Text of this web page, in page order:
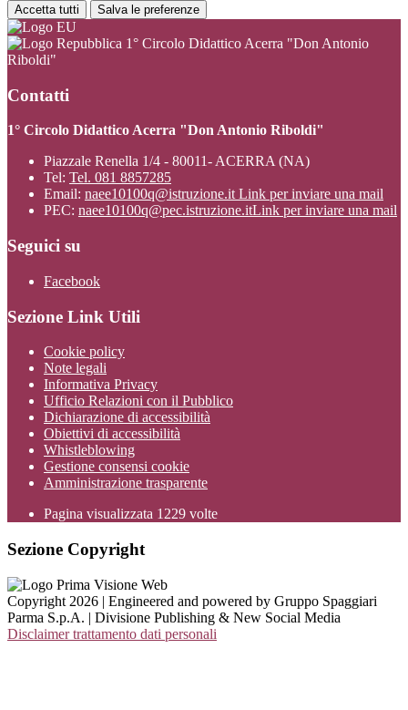
Accetta tutti Salva le preferenze
1° Circolo Didattico Acerra "Don Antonio
Riboldi"
Contatti
1° Circolo Didattico Acerra "Don Antonio Riboldi"
Piazzale Renella 1/4 - 80011- ACERRA (NA)
Tel: Tel. 081 8857285
Email: naee10100q@istruzione.itLink per inviare una mail
PEC: naee10100q@pec.istruzione.itLink per inviare una mail
Seguici su
Facebook
Sezione Link Utili
Cookie policy
Note legali
Informativa Privacy
Ufficio Relazioni con il Pubblico
Dichiarazione di accessibilità
Obiettivi di accessibilità
Whistleblowing
Gestione consensi cookie
Amministrazione trasparente
Pagina visualizzata 1229 volte
Sezione Copyright
Copyright 2026 | Engineered and powered by Gruppo Spaggiari
Parma S.p.A. | Divisione Publishing & New Social Media
Disclaimer trattamento dati personali